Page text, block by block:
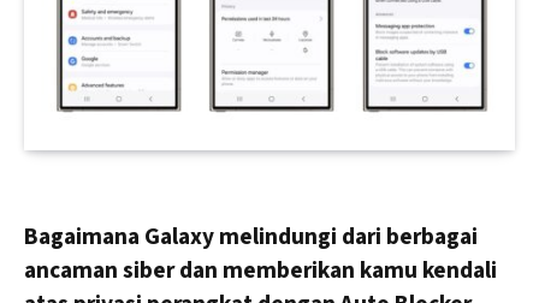
Bagaimana Galaxy melindungi dari berbagai
ancaman siber dan memberikan kamu kendali